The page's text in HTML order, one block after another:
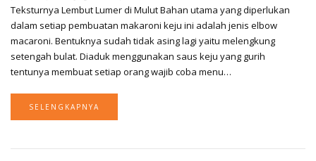
Teksturnya Lembut Lumer di Mulut Bahan utama yang diperlukan
dalam setiap pembuatan makaroni keju ini adalah jenis elbow
macaroni. Bentuknya sudah tidak asing lagi yaitu melengkung
setengah bulat. Diaduk menggunakan saus keju yang gurih
tentunya membuat setiap orang wajib coba menu…
SELENGKAPNYA